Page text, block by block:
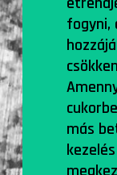
fogyni,
más